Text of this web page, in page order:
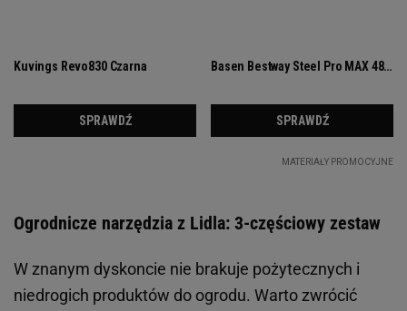
Ogrodnicze narzędzia z Lidla: 3-częściowy zestaw
W znanym dyskoncie nie brakuje pożytecznych i
niedrogich produktów do ogrodu. Warto zwrócić